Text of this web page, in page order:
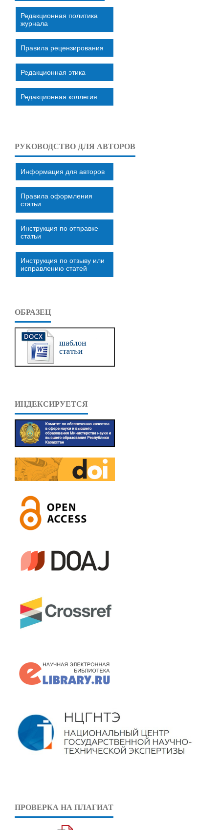
Редакционная политика
журнала
Правила рецензирования
Редакционная этика
Редакционная коллегия
РУКОВОДСТВО ДЛЯ АВТОРОВ
Информация для авторов
Правила оформления
статьи
Инструкция по отправке
статьи
Инструкция по отзыву или
исправлению статей
ОБРАЗЕЦ
ИНДЕКСИРУЕТСЯ
ПРОВЕРКА НА ПЛАГИАТ